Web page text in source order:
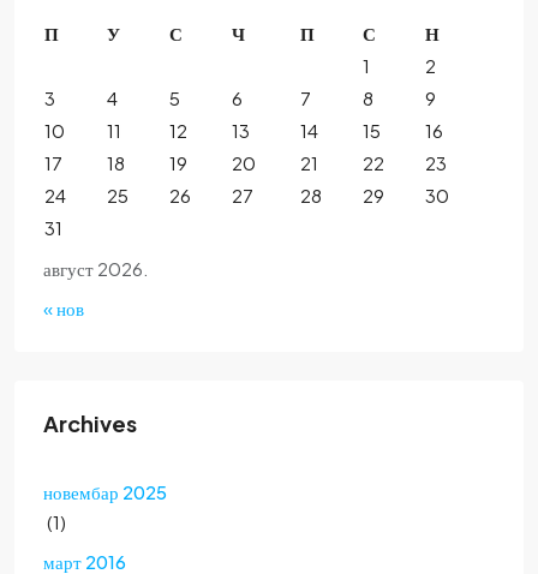
август 2026.
П У С Ч П С
Н
1
2
3
4 5 6 7 8
9
10
11 12 13 14 15
16
17
18 19 20 21 22
23
24
25 26 27 28 29
30
31
« нов
Archives
новембар 2025
(1)
март 2016